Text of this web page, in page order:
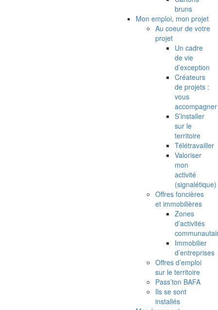
bruns
Mon emploi, mon projet
Au coeur de votre
projet
Un cadre
de vie
d’exception
Créateurs
de projets :
vous
accompagner
S’installer
sur le
territoire
Télétravailler
Valoriser
mon
activité
(signalétique)
Offres foncières
et immobilières
Zones
d’activités
Immobilier
d’entreprises
Offres d’emploi
sur le territoire
Pass’ton BAFA
Ils se sont
installés